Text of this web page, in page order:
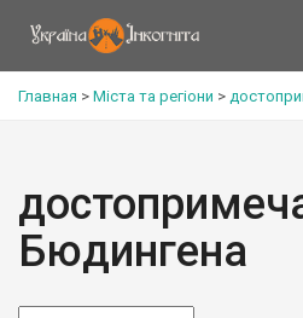
Главная > Міста та регіони >
Бюдингена